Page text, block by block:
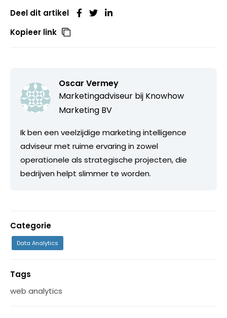
Deel dit artikel
Kopieer link
Oscar Vermey
Marketingadviseur bij Knowhow
Marketing BV
Ik ben een veelzijdige marketing intelligence
adviseur met ruime ervaring in zowel
operationele als strategische projecten, die
bedrijven helpt slimmer te worden.
Categorie
Data Analytics
Tags
web analytics